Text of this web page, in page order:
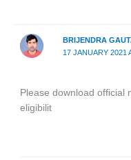
BRIJENDRA
17 JANUARY 2021
Please download official
eligibilit